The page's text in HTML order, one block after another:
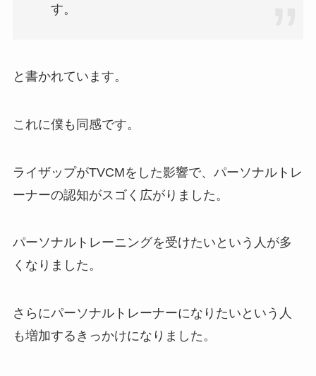
す。
と書かれています。
これに僕も同感です。
ライザップがTVCMをした影響で、パーソナルトレ
ーナーの認知がスゴく広がりました。
パーソナルトレーニングを受けたいという人が多
くなりました。
さらにパーソナルトレーナーになりたいという人
も増加するきっかけになりました。